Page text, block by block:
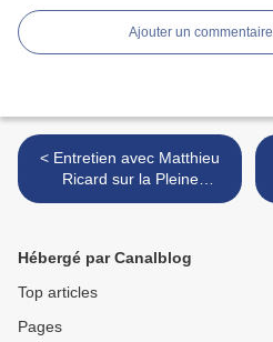
Ajouter un commentaire
< Entretien avec Matthieu
Ricard sur la Pleine
conscience et d'autres
Hébergé par Canalblog
Top articles
Pages